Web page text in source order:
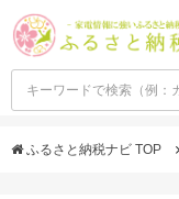
ふるさと納税ナビ TOP